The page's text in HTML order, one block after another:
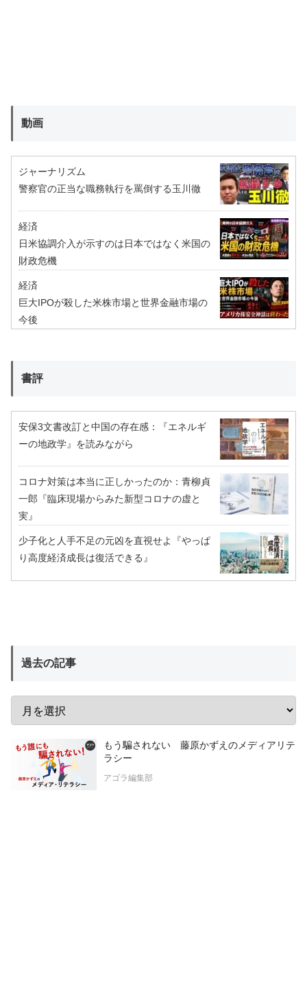
動画
ジャーナリズム
警察官の正当な職務執行を罵倒する玉川徹
経済
日米協調介入が示すのは日本ではなく米国の
財政危機
経済
巨大IPOが殺した米株市場と世界金融市場の
今後
書評
安保3文書改訂と中国の存在感：『エネルギ
ーの地政学』を読みながら
コロナ対策は本当に正しかったのか：青柳貞
一郎『臨床現場からみた新型コロナの虚と
実』
少子化と人手不足の元凶を直視せよ『やっぱ
り高度経済成長は復活できる』
過去の記事
もう騙されない 藤原かずえのメディアリテ
ラシー
アゴラ編集部